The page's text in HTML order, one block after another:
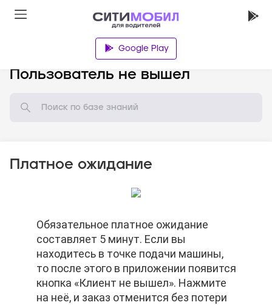
Google Play
Пользователь не вышел
Платное ожидание
Обязательное платное ожидание
составляет 5 минут. Если вы
находитесь в точке подачи машины,
то после этого в приложении появится
кнопка «Клиент не вышел». Нажмите
на неё, и заказ отменится без потери
Обязательное платное ожидание
составляет 5 минут. Если вы
находитесь в точке подачи машины,
то после этого в приложении появится
кнопка «Клиент не вышел». Нажмите
на неё, и заказ отменится без потери
Обязательное платное ожидание
составляет 5 минут. Если вы
находитесь в точке подачи машины,
то после этого в приложении появится
кнопка «Клиент не вышел». Нажмите
на неё, и заказ отменится без потери